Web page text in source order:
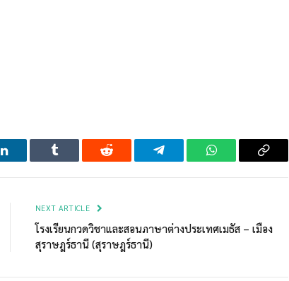
LinkedIn Tumblr Reddit Telegram WhatsAppCopy
NEXT ARTICLE
โรงเรียนกวดวิชาและสอนภาษาต่างประเทศเมธัส – เมือง
สุราษฎร์ธานี (สุราษฎร์ธานี)